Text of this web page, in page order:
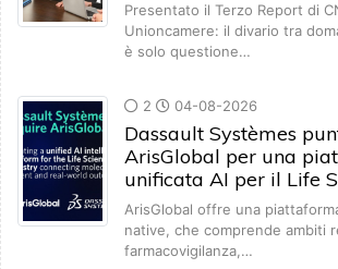
Presentato il Terzo Report di
Unioncamere: il divario tra
è solo questione…
2 04-08-2026
Dassault Systèmes
ArisGlobal per una
unificata AI per il Life
ArisGlobal offre una
native, che comprende ambiti
farmacovigilanza,…